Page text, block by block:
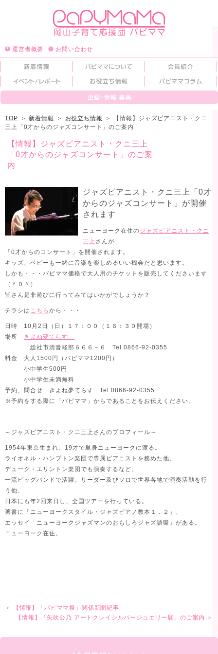
運営者概要 お問い合わせ
TOP ＞ 新着情報 ＞ お役立ち情報 ＞
【情報】ジャズピアニスト・クニ
三上「0才からのジャズコンサート」のご案内
【情報】ジャズピアニスト・クニ三上
「0才からのジャズコンサート」のご案
内
ジャズピアニスト・クニ三上「0才
からのジャズコンサート」が開催
されます
ニューヨーク在住のジャズピアニスト・クニ
三上 さんが
「0才からのコンサート」を開催されます。
キッズ、ベビーも一緒に音楽を楽しめるいい機会だと思います。
しかも・・・パピママ価格で大人用のチケットを販売してくださいます
（＾０＾）
皆さん是非遊びに行ってみてはいかがでしょうか？
チラシは こちら から・・・
日時 10月2日（日）１７：００（１６：３０開場）
場所
きよね夢てらす
総社市清音軽部６６６－６ Tel 0866-92-0355
料金 大人1500円（パピママ1200円）
小中学生500円
小中学生未満無料
予約、問合せ きよね夢てらす Tel 0866-92-0355
※予約をする際に「パピママ」からであることをお伝えください。
～ジャズピアニスト・クニ三上さんのプロフィール～
1954年東京生まれ。19才で単身ニューヨークに渡る。
ライオネル・ハンプトン楽団で専属ピアニストを務めた他、
デューク・エリントン楽団でも演奏するなど、
一流ビッグバンドで活躍。リーダー及びソロで世界各地で演奏活動を行
う他、
日本にも年2回来日し、全国ツアーを行っている。
著書に「ニューヨークスタイル・ジャズピアノ教本１．２」、
エッセイ「ニューヨークジャズマンのおもしろジャズ語噺」がある。
ニューヨーク在住。
＜ 【情報】「パピママ祭」関係新聞記事
【情報】「矢吹公乃 アートクレイシルバージュエリー展」のご案内 ＞